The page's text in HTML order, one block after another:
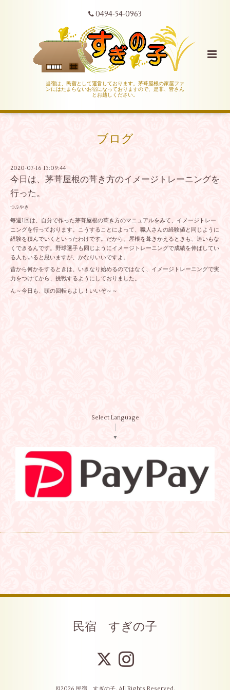
0494-54-0963
当宿は、民宿として運営しております。茅葺屋根の家屋ファ
ンにはたまらないお宿になっておりますので、是非、皆さん
とお越しください。
ブログ
2020-07-16 13:09:44
今日は、茅葺屋根の葺き方のイメージトレーニングを
行った。
つぶやき
毎週1回は、自分で作った茅葺屋根の葺き方のマニュアルをみて、イメージトレー
ニングを行っております。こうすることによって、職人さんの経験値と同じように
経験を積んでいくといったわけです。だから、屋根を葺きかえるときも、迷いもな
くできるんです。野球選手も同じようにイメージトレーニングで成績を伸ばしてい
る人もいると思いますが、かなりいいですよ。
昔から何かをするときは、いきなり始めるのではなく、イメージトレーニングで実
力をつけてから、挑戦するようにしておりました。
ん～今日も、頭の回転もよし！いいぞ～～
Select Language
▼
民宿 すぎの子